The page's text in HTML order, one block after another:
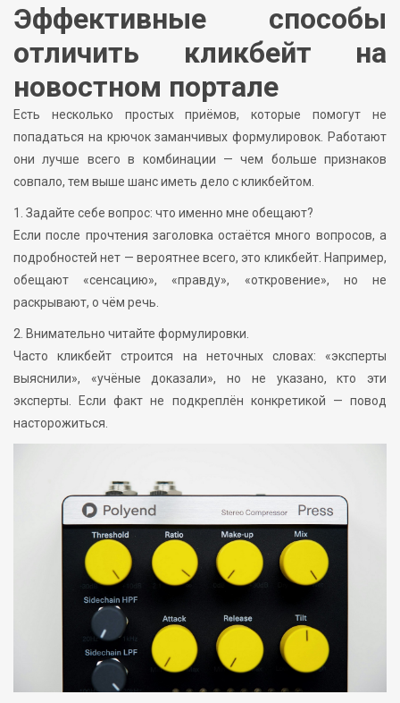
Эффективные способы
отличить кликбейт на
новостном портале
Есть несколько простых приёмов, которые помогут не
попадаться на крючок заманчивых формулировок. Работают
они лучше всего в комбинации — чем больше признаков
совпало, тем выше шанс иметь дело с кликбейтом.
1. Задайте себе вопрос: что именно мне обещают?
Если после прочтения заголовка остаётся много вопросов, а
подробностей нет — вероятнее всего, это кликбейт. Например,
обещают «сенсацию», «правду», «откровение», но не
раскрывают, о чём речь.
2. Внимательно читайте формулировки.
Часто кликбейт строится на неточных словах: «эксперты
выяснили», «учёные доказали», но не указано, кто эти
эксперты. Если факт не подкреплён конкретикой — повод
насторожиться.